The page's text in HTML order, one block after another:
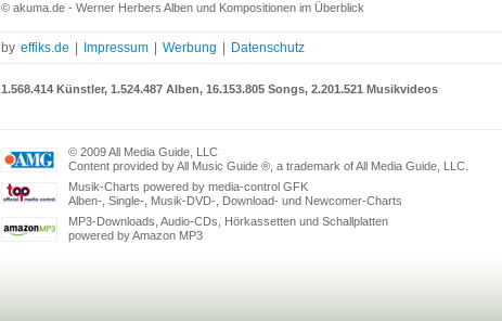
© akuma.de - Werner Herbers Alben und Kompositionen im Überblick
by effiks.de Impressum Werbung Datenschutz
1.568.414 Künstler, 1.524.487 Alben, 16.153.805 Songs, 2.201.521 Musikvideos
© 2009 All Media Guide, LLC
Content provided by All Music Guide ®, a trademark of All Media Guide, LLC.
Musik-Charts powered by media-control GFK
Alben-, Single-, Musik-DVD-, Download- und Newcomer-Charts
MP3-Downloads, Audio-CDs, Hörkassetten und Schallplatten
powered by Amazon MP3